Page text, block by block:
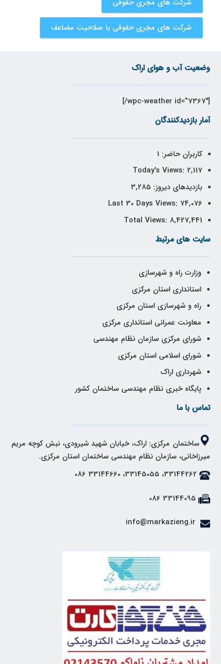
شرکت های مجری حقوقی
شرکت های مجری حقوقی با صلاحیت مضاعف
وضعیت آب و هوای اراک
[wpc-weather id=”7367″/]
آمار بازدیدکنندگان
کاربران حاضر: 1
Today's Views: 2,117
بازدیدهای دیروز: 3,285
Last 30 Days Views: 74,076
Total Views: 8,427,441
سایت های مرتبط
وزارت راه و شهرسازی
استانداری استان مرکزی
راه و شهرسازی استان مرکزی
معاونت عمرانی استانداری مرکزی
شورای مرکزی سازمان نظام مهندسی
شورای اسلامی استان مرکزی
شهرداری اراک
پایگاه خبری نظام مهندسی ساختمان کشور
تماس با ما
ساختمان مرکزی: اراک، خیابان شهید شیرودی، نبش کوچه مریم
میرزاخانی، سازمان نظام مهندسی ساختمان استان مرکزی.
33144262، 33145055، 33144660 086
33144095 086